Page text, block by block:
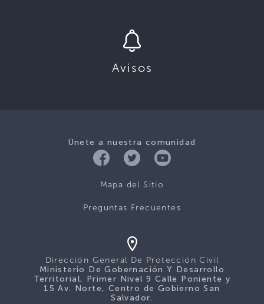
Avisos
Únete a nuestra comunidad
Mapa del Sitio
Preguntas Frecuentes
Dirección General De Protección Civil
Ministerio De Gobernación Y Desarrollo
Territorial, Primer Nivel 9 Calle Poniente y
15 Av. Norte, Centro de Gobierno San
Salvador.